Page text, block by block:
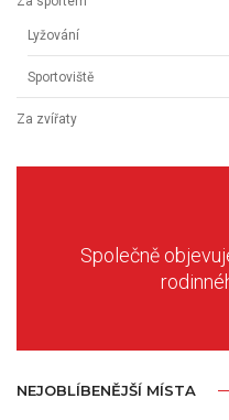
Lyžování
Sportoviště
Za zvířaty
Společně
NEJOBLÍBENĚJŠÍ MÍSTA